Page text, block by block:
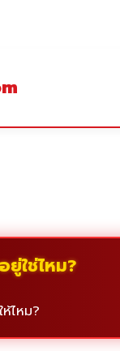
ใช่ไหม?
ห้ไหม?